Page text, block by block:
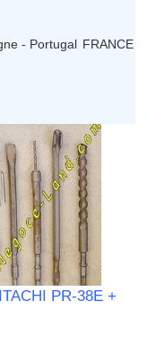
- Portugal FRANCE
PR-38E +